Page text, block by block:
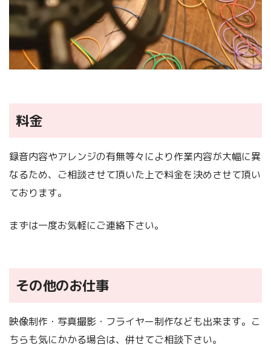
料金
録音内容やアレンジの有無等々により作業内容が大幅に異
なるため、ご相談させて頂いた上で料金を決めさせて頂い
ております。
まずは一度お気軽にご連絡下さい。
その他のお仕事
映像制作・写真撮影・フライヤー制作なども出来ます。こ
ちらも気にかかる場合は、併せてご相談下さい。